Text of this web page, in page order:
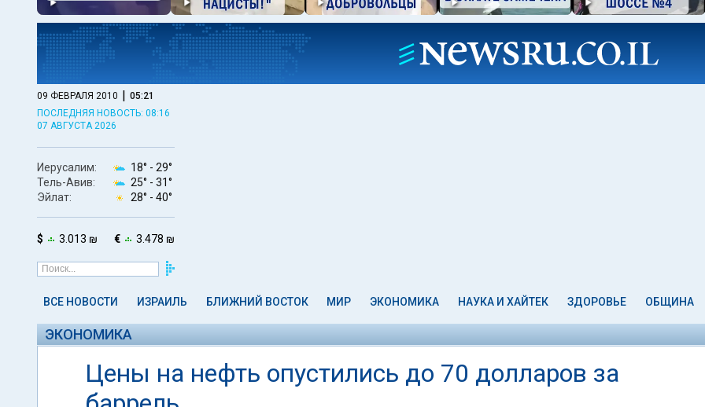
09 ФЕВРАЛЯ 2010 | 05:21
ПОСЛЕДНЯЯ НОВОСТЬ: 08:16
07 АВГУСТА 2026
Иерусалим: 18° - 29°
Тель-Авив:
25° - 31°
Эйлат:
28° - 40°
$ 3.013 ₪ € 3.478 ₪
ВСЕ НОВОСТИ ИЗРАИЛЬ БЛИЖНИЙ ВОСТОК МИР ЭКОНОМИКА НАУКА И ХАЙТЕК ЗДОРОВЬЕ ОБЩИНА
ЭКОНОМИКА
Цены на нефть опустились до 70 долларов за